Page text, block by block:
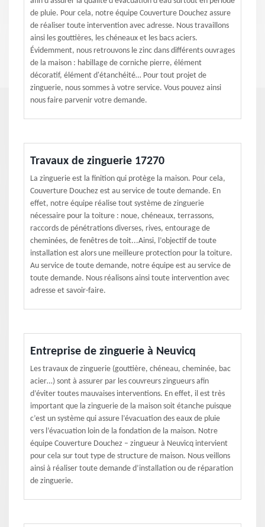
de pluie. Pour cela, notre équipe Couverture Douchez assure
de réaliser toute intervention avec adresse. Nous travaillons
ainsi les gouttières, les chéneaux et les bacs aciers.
Évidemment, nous retrouvons le zinc dans différents ouvrages
de la maison : habillage de corniche pierre, élément
décoratif, élément d'étanchéité… Pour tout projet de
zinguerie, nous sommes à votre service. Vous pouvez ainsi
nous faire parvenir votre demande.
Travaux de zinguerie 17270
La zinguerie est la finition qui protège la maison. Pour cela,
Couverture Douchez est au service de toute demande. En
effet, notre équipe réalise tout système de zinguerie
nécessaire pour la toiture : noue, chéneaux, terrassons,
raccords de pénétrations diverses, rives, entourage de
cheminées, de fenêtres de toit...Ainsi, l’objectif de toute
installation est alors une meilleure protection pour la toiture.
Au service de toute demande, notre équipe est au service de
toute demande. Nous réalisons ainsi toute intervention avec
adresse et savoir-faire.
Entreprise de zinguerie à Neuvicq
Les travaux de zinguerie (gouttière, chéneau, cheminée, bac
acier…) sont à assurer par les couvreurs zingueurs afin
d’éviter toutes mauvaises interventions. En effet, il est très
important que la zinguerie de la maison soit étanche puisque
c’est un système qui assure l’évacuation des eaux de pluie
vers l’évacuation loin de la fondation de la maison. Notre
équipe Couverture Douchez – zingueur à Neuvicq intervient
pour cela sur tout type de structure de maison. Nous veillons
ainsi à réaliser toute demande d’installation ou de réparation
de zinguerie.